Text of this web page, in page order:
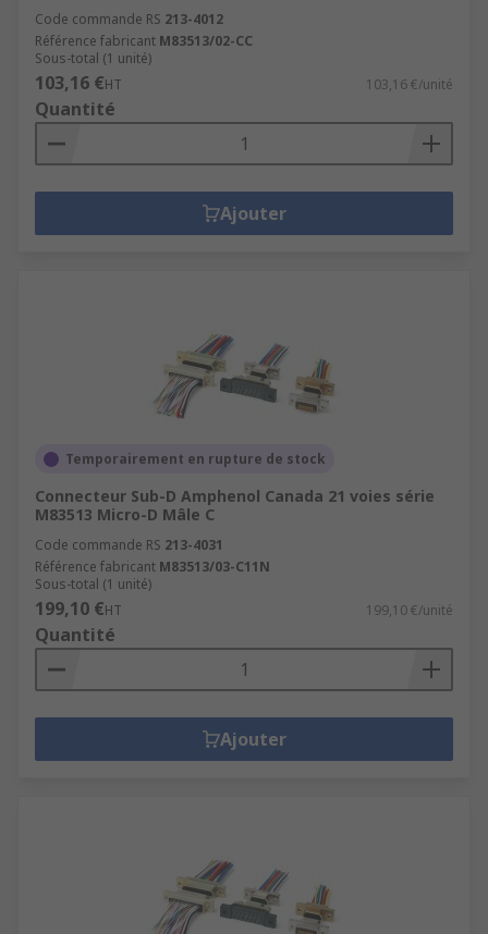
Code commande RS 213-4012
Référence fabricant M83513/02-CC
Sous-total (1 unité)
103,16 €HT 103,16 €/unité
Quantité
Ajouter
Temporairement en rupture de stock
Connecteur Sub-D Amphenol Canada 21 voies série
M83513 Micro-D Mâle C
Code commande RS 213-4031
Référence fabricant M83513/03-C11N
Sous-total (1 unité)
199,10 €HT 199,10 €/unité
Quantité
Ajouter